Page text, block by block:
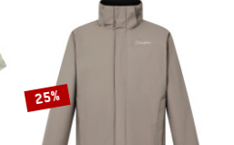
25%